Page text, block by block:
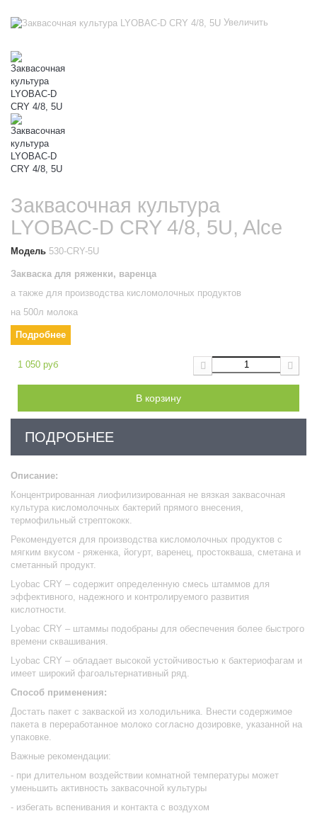
Увеличить
Заквасочная культура
LYOBAC-D CRY 4/8, 5U, Alce
Модель 530-CRY-5U
Закваска для ряженки, варенца
а также для производства кисломолочных продуктов
на 500л молока
Подробнее
1 050 руб
В корзину
ПОДРОБНЕЕ
Описание:
Концентрированная лиофилизированная не вязкая заквасочная
культура кисломолочных бактерий прямого внесения,
термофильный стрептококк
Рекомендуется для производства кисломолочных продуктов с
мягким вкусом - ряженка, йогурт, варенец, простокваша, сметана и
сметанный продукт.
Lyobac CRY – содержит определенную смесь штаммов для
эффективного, надежного и контролируемого развития
кислотности.
Lyobac CRY – штаммы подобраны для обеспечения более быстрого
времени сквашивания.
Lyobac CRY – обладает высокой устойчивостью к бактериофагам и
имеет широкий фагоальтернативный ряд.
Способ применения:
Достать пакет с закваской из холодильника. Внести содержимое
пакета в переработанное молоко согласно дозировке, указанной на
упаковке.
Важные рекомендации:
- при длительном воздействии комнатной температуры может
уменьшить активность заквасочной культуры
- избегать вспенивания и контакта с воздухом